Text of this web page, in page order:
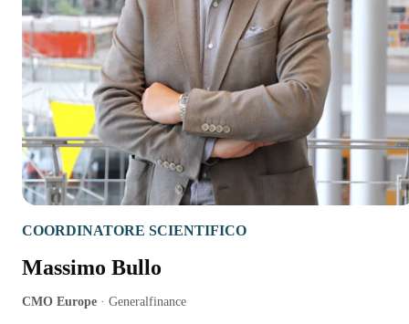
COORDINATORE SCIENTIFICO
Massimo Bullo
CMO Europe · Generalfinance